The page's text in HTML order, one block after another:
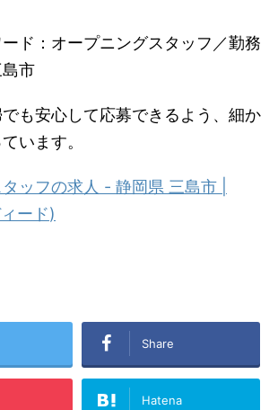
ード：オープニングスタッフ／勤務
市
も安心して応募できるよう、細か
います。
ッフの求人 - 静岡県 三島市
ード)
Share
Hatena